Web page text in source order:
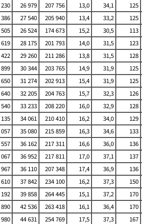
26 979 207 756 13,0 34,1 125
27 540 205 940 13,4 33,2 125
26 524 174 673 15,2 30,5 113
28 175 201 793 14,0 31,5 123
29 260 211 286 13,8 31,5 128
30 344 203 765 14,9 31,9 125
31 274 202 913 15,4 31,9 125
32 205 204 763 15,7 32,3 126
33 233 208 220 16,0 32,9 128
34 061 210 410 16,2 34,0 129
35 080 215 859 16,3 34,6 133
36 162 217 311 16,6 36,0 136
36 952 217 811 17,0 37,1 137
36 110 207 348 17,4 36,9 136
37 842 234 100 16,2 37,3 150
39 858 264 445 15,1 37,2 170
42 536 263 418 16,1 36,4 170
44 631 254 769 17,5 37,3 167